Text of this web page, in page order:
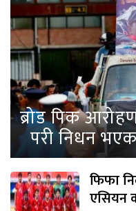
ब्रोड पिक
परी निधन
फिफा
एसियन